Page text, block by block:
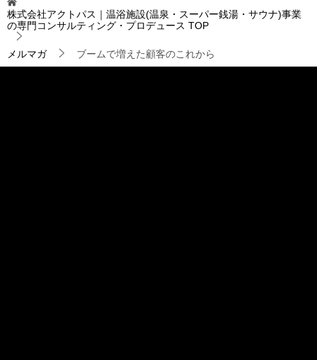
ー
シ
ョ
ン
株式会社アクトパス｜温浴施設(温泉・スーパー銭湯・サウナ)事業
の専門コンサルティング・プロデュース TOP
メルマガ ブームで増えた顧客のこれから